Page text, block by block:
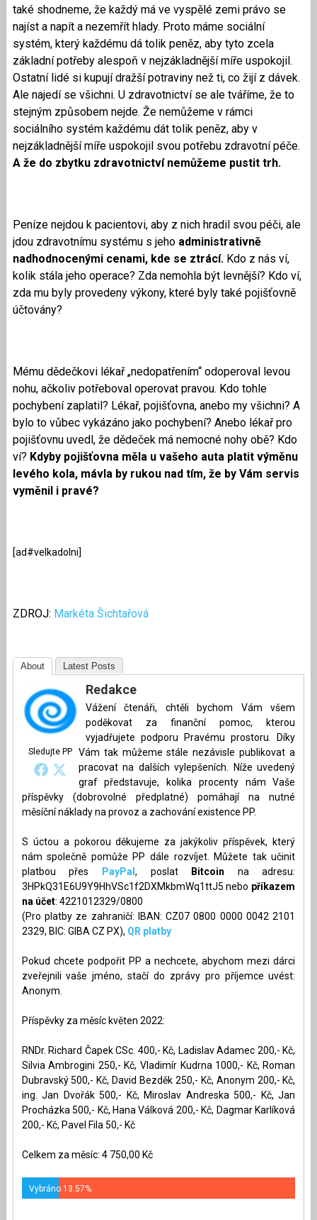
také shodneme, že každý má ve vyspělé zemi právo se
najíst a napít a nezemřít hlady. Proto máme sociální
systém, který každému dá tolik peněz, aby tyto zcela
základní potřeby alespoň v nejzákladnější míře uspokojil.
Ostatní lidé si kupují dražší potraviny než ti, co žijí z dávek.
Ale najedí se všichni. U zdravotnictví se ale tváříme, že to
stejným způsobem nejde. Že nemůžeme v rámci
sociálního systém každému dát tolik peněz, aby v
nejzákladnější míře uspokojil svou potřebu zdravotní péče.
A že do zbytku zdravotnictví nemůžeme pustit trh.
Peníze nejdou k pacientovi, aby z nich hradil svou péči, ale
jdou zdravotnímu systému s jeho administrativně
nadhodnocenými cenami, kde se ztrácí. Kdo z nás ví,
kolik stála jeho operace? Zda nemohla být levnější? Kdo ví,
zda mu byly provedeny výkony, které byly také pojišťovně
účtovány?
Mému dědečkovi lékař „nedopatřením“ odoperoval levou
nohu, ačkoliv potřeboval operovat pravou. Kdo tohle
pochybení zaplatil? Lékař, pojišťovna, anebo my všichni? A
bylo to vůbec vykázáno jako pochybení? Anebo lékař pro
pojišťovnu uvedl, že dědeček má nemocné nohy obě? Kdo
ví? Kdyby pojišťovna měla u vašeho auta platit výměnu
levého kola, mávla by rukou nad tím, že by Vám servis
vyměnil i pravé?
[ad#velkadolni]
ZDROJ: Markéta Šichtařová
About Latest Posts
Sledujte PP
Redakce
Vážení čtenáři, chtěli bychom Vám všem
poděkovat za finanční pomoc, kterou
vyjadřujete podporu Pravému prostoru. Díky
Vám tak můžeme stále nezávisle publikovat a
pracovat na dalších vylepšeních. Níže uvedený
graf představuje, kolika procenty nám Vaše
příspěvky (dobrovolné předplatné) pomáhají na nutné
měsíční náklady na provoz a zachování existence PP.
S úctou a pokorou děkujeme za jakýkoliv příspěvek, který
nám společně pomůže PP dále rozvíjet. Můžete tak učinit
platbou přes
PayPal , poslat Bitcoin na adresu:
3HPkQ31E6U9Y9HhVSc1f2DXMkbmWq1ttJ5 nebo příkazem
na účet: 4221012329/0800
(Pro platby ze zahraničí: IBAN: CZ07 0800 0000 0042 2101
2329, BIC: GIBA CZ PX), QR platby
Pokud chcete podpořit PP a nechcete, abychom mezi dárci
zveřejnili vaše jméno, stačí do zprávy pro příjemce uvést:
Anonym.
Příspěvky za měsíc květen 2022:
RNDr. Richard Čapek CSc. 400,- Kč, Ladislav Adamec 200,- Kč,
Silvia Ambrogini 250,- Kč, Vladimír Kudrna 1000,- Kč, Roman
Dubravský 500,- Kč, David Bezděk 250,- Kč, Anonym 200,- Kč,
ing. Jan Dvořák 500,- Kč, Miroslav Andreska 500,- Kč, Jan
Procházka 500,- Kč, Hana Válková 200,- Kč, Dagmar Karlíková
200,- Kč, Pavel Fila 50,- Kč
Celkem za měsíc: 4 750,00 Kč
Vybráno 13.57%